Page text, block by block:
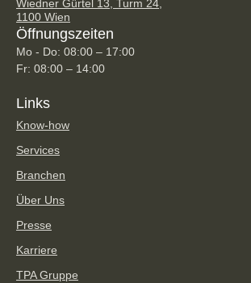
Wiedner Gürtel 13, Turm 24,
1100 Wien
Öffnungszeiten
Mo - Do: 08:00 – 17:00
Fr: 08:00 – 14:00
Links
Know-how
Services
Branchen
Über Uns
Presse
Karriere
TPA Gruppe